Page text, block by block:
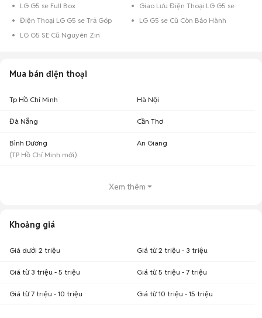
LG G5 se Full Box
Giao Lưu Điện Thoại LG G5 se
Điện Thoại LG G5 se Trả Góp
LG G5 se Cũ Còn Bảo Hành
LG G5 SE Cũ Nguyên Zin
Mua bán điện thoại
Tp Hồ Chí Minh Hà Nội
Đà Nẵng Cần Thơ
Bình Dương
(TP Hồ Chí Minh mới)
An Giang
Xem thêm
Khoảng giá
Giá dưới 2 triệu Giá từ 2 triệu - 3 triệu
Giá từ 3 triệu - 5 triệu Giá từ 5 triệu - 7 triệu
Giá từ 7 triệu - 10 triệu Giá từ 10 triệu - 15 triệu